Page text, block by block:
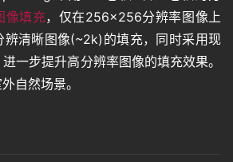
像填充，仅在256×256分辨率图像上
辨清晰图像(~2k)的填充，同时采用现
一步提升高分辨率图像的填充效果。
自然场景。